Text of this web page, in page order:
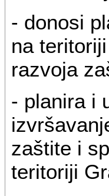
- donosi
na
razvoja
- planira i
zaštite i
teritoriji